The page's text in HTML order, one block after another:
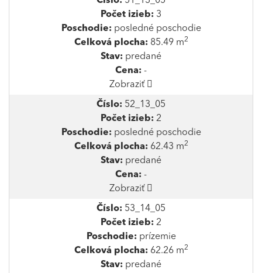
Počet izieb: 3
Poschodie:posledné poschodie
Celková plocha: 85.49 m2
Stav: predané
Cena: -
Zobraziť
Číslo: 52_13_05
Počet izieb: 2
Poschodie:posledné poschodie
Celková plocha: 62.43 m2
Stav: predané
Cena: -
Zobraziť
Číslo: 53_14_05
Počet izieb: 2
Poschodie:prízemie
Celková plocha: 62.26 m2
Stav: predané